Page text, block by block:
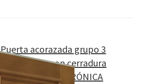
Puerta acorazada grupo 3
Modelo 360 con cerradura
CILINDRO ELECTRÓNICA